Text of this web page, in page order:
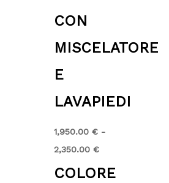
CON
MISCELATORE
E
LAVAPIEDI
1,950.00 € -
2,350.00 €
COLORE